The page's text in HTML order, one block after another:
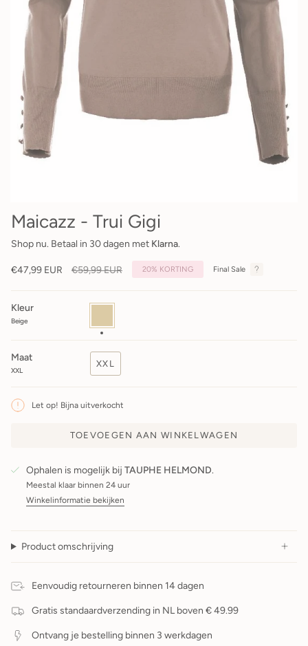
Maicazz - Trui Gigi
Shop nu. Betaal in 30 dagen met Klarna.
€47,99 EUR
Reguliere
€59,99 EUR 20% KORTING Final Sale
Kleur
Beige
Maat
XXL
XXL
Let op! Bijna uitverkocht
TOEVOEGEN AAN WINKELWAGEN
Ophalen is mogelijk bij TAUPHE HELMOND.
Meestal klaar binnen 24 uur
Winkelinformatie bekijken
Product omschrijving
Eenvoudig retourneren binnen 14 dagen
Gratis standaardverzending in NL boven € 49.99
Ontvang je bestelling binnen 3 werkdagen